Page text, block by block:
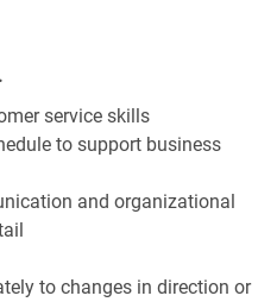
service skills
to support business
and organizational
to changes in direction or